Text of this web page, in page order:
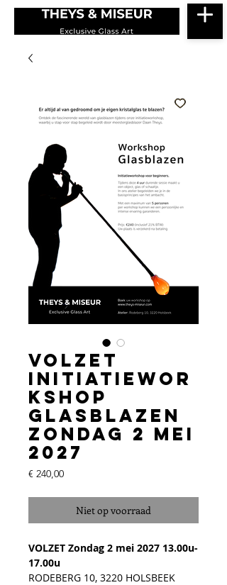
VOLZET
Initiatiewor
kshop
Glasblazen
Zondag 2 mei
2027
€ 240,00Prijs
Niet op voorraad
VOLZET Zondag 2 mei 2027 13.00u-
17.00u
RODEBERG 10, 3220 HOLSBEEK